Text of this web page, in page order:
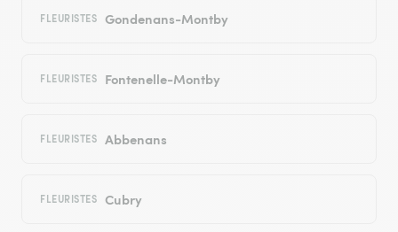
FLEURISTES Gondenans-Montby
FLEURISTES Fontenelle-Montby
FLEURISTES Abbenans
FLEURISTES Cubry